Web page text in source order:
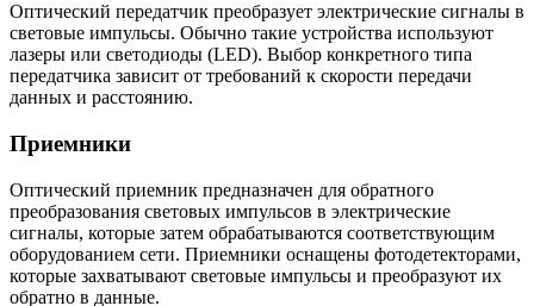
Оптический передатчик преобразует электрические сигналы в
световые импульсы. Обычно такие устройства используют
лазеры или светодиоды (LED). Выбор конкретного типа
передатчика зависит от требований к скорости передачи
данных и расстоянию.
Приемники
Оптический приемник предназначен для обратного
преобразования световых импульсов в электрические
сигналы, которые затем обрабатываются соответствующим
оборудованием сети. Приемники оснащены фотодетекторами,
которые захватывают световые импульсы и преобразуют их
обратно в данные.